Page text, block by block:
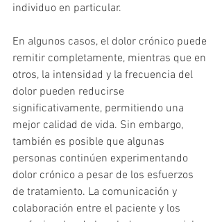
individuo en particular.
En algunos casos, el dolor crónico puede
remitir completamente, mientras que en
otros, la intensidad y la frecuencia del
dolor pueden reducirse
significativamente, permitiendo una
mejor calidad de vida. Sin embargo,
también es posible que algunas
personas continúen experimentando
dolor crónico a pesar de los esfuerzos
de tratamiento. La comunicación y
colaboración entre el paciente y los